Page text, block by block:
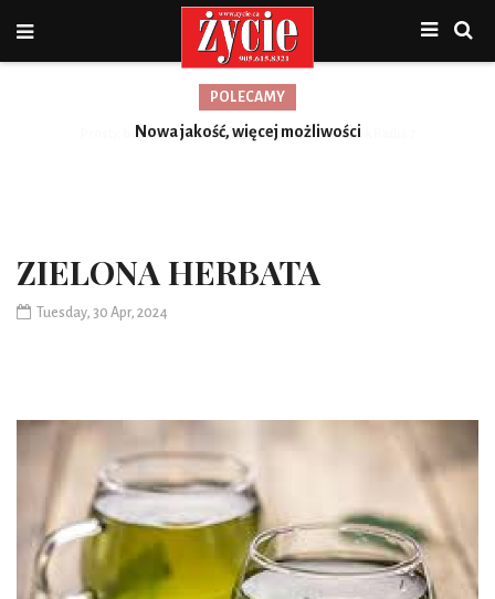
POLECAMY
Nowa jakość, więcej możliwości
ZIELONA HERBATA
Tuesday, 30 Apr, 2024